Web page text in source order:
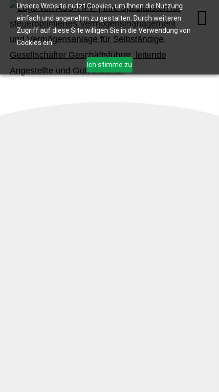
Unsere Website nutzt Cookies, um Ihnen die Nutzung
einfach und angenehm zu gestalten. Durch weiteren
Zugriff auf diese Site willigen Sie in die Verwendung von
Cookies ein.
Ich stimme zu